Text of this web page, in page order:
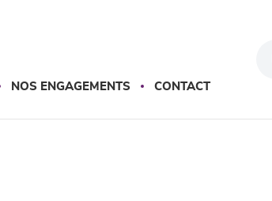
NOS ENGAGEMENTS CONTACT